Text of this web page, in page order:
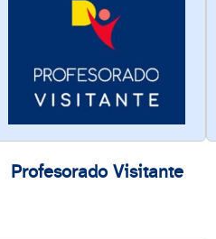
Profesorado Visitante